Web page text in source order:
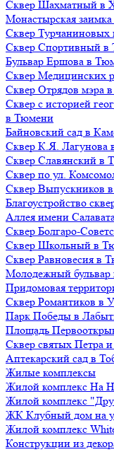
Сквер Шахматный в
Монастырская
Сквер Турчаниновых
Сквер Спортивный в
Бульвар Ершова в
Сквер Медицинских
Сквер Отрядов мэра
Сквер с историей
в Тюмени
Байновский сад в
Сквер К.Я. Лагунова
Сквер Славянский в
Сквер по ул.
Сквер Выпускников в
Благоустройство
Аллея имени
Сквер Болгаро-
Сквер Школьный в
Сквер Равновесия в
Молодежный бульвар
Придомовая
Сквер Романтиков в
Парк Победы в
Площадь
Сквер святых
Аптекарский сад в
Жилые комплексы
Жилой комплекс На
Жилой комплекс
ЖК Клубный дом на
Жилой комплекс
Конструкции из